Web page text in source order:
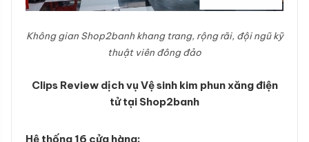
Không gian Shop2banh khang trang, rộng rãi, đội ngũ kỹ
thuật viên đông đảo
Clips Review dịch vụ Vệ sinh kim phun xăng điện
tử tại Shop2banh
Hệ thống 16 cửa hàng: